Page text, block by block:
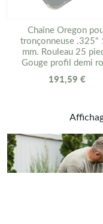
Chaîne Oregon
tronçonneuse .325"
mm. Rouleau 25
Gouge profil demi
191,59 €